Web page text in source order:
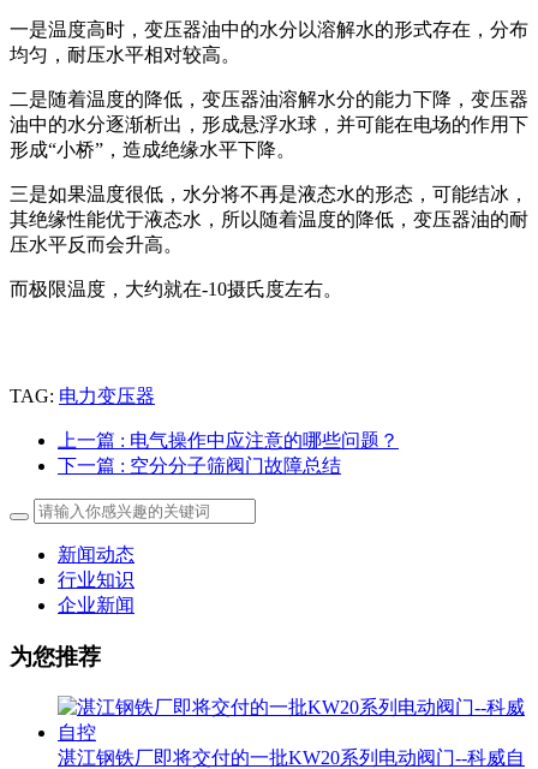
一是温度高时，变压器油中的水分以溶解水的形式存在，分布
均匀，耐压水平相对较高。
二是随着温度的降低，变压器油溶解水分的能力下降，变压器
油中的水分逐渐析出，形成悬浮水球，并可能在电场的作用下
形成“小桥”，造成绝缘水平下降。
三是如果温度很低，水分将不再是液态水的形态，可能结冰，
其绝缘性能优于液态水，所以随着温度的降低，变压器油的耐
压水平反而会升高。
而极限温度，大约就在-10摄氏度左右。
TAG: 电力变压器
上一篇 : 电气操作中应注意的哪些问题？
下一篇 : 空分分子筛阀门故障总结
新闻动态
行业知识
企业新闻
为您推荐
湛江钢铁厂即将交付的一批KW20系列电动阀门--科威自